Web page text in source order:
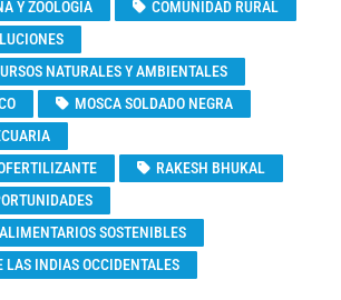
Y ZOOLOGÍA
COMUNIDAD RURAL
NATURALES Y AMBIENTALES
MOSCA SOLDADO NEGRA
RAKESH BHUKAL
SOSTENIBLES
LAS INDIAS OCCIDENTALES